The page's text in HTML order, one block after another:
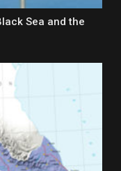
Sea and the